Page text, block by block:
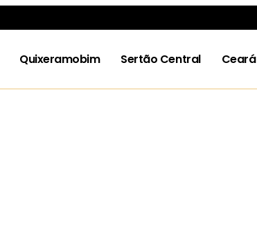
Quixeramobim Sertão Central Ceará